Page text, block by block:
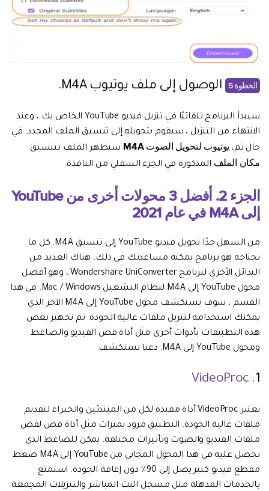
الخطوة 5 الوصول إلى ملف يوتيوب M4A.
سيبدأ البرنامج تلقائيًا في تنزيل فيديو YouTube الخاص بك ، وعند
الانتهاء من التنزيل ، سيقوم بتحويله إلى تنسيق الملف المحدد. في
حال تم، يوتيوب لتحويل الصوت M4A
سيظهر الملف بتنسيق
مكان الملف المذكورة في الجزء السفلي من النافذة.
الجزء 2. أفضل 3 محولات أخرى من YouTube
إلى M4A في عام 2021
من السهل جدًا تحويل فيديو YouTube إلى تنسيق M4A. كل ما
تحتاجه هو برنامج يمكنه مساعدتك في ذلك. هناك العديد من
البدائل الأخرى لبرنامج Wondershare UniConverter ، وهو أفضل
محول YouTube إلى M4A لنظام التشغيل Mac / Windows. في هذا
القسم ، سوف نستكشف محول YouTube إلى M4A الآخر الذي
يمكنك استخدامه لتنزيل ملفات عالية الجودة. تم تجهيز بعض
هذه التطبيقات بأدوات أخرى مثل أداة قص الفيديو والضاغط
ومحول YouTube إلى M4A. دعنا نستكشف.
1.
VideoProc
يعتبر VideoProc أداة مفيدة لكل من المبتدئين والخبراء لتقديم
ملفات عالية الجودة. التطبيق مزود بميزات مثل أداة قص لقص
ملفات الفيديو والصوت وتأثيرات مختلفة. يمكن للضاغط الذي
تحصل عليه في هذا المحول المجاني من YouTube إلى M4A ضغط
مقطع فيديو كبير يصل إلى 90٪ دون إعاقة الجودة. استمتع
بالخدمات المذهلة مثل مسجل البث المباشر والتنزيلات المجمعة